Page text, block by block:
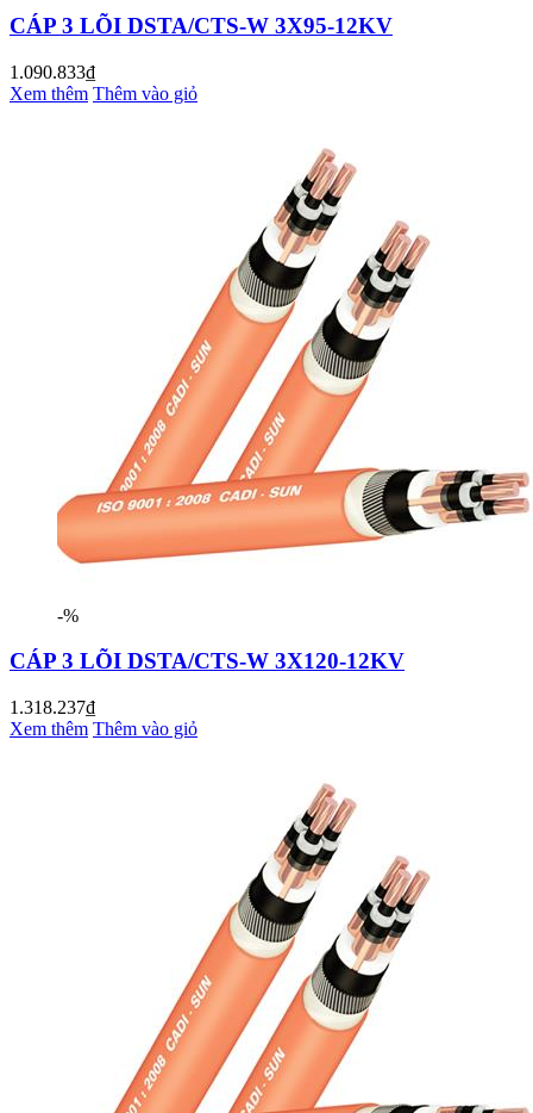
CÁP 3 LÕI DSTA/CTS-W 3X95-12KV
1.090.833₫
Xem thêm Thêm vào giỏ
-%
CÁP 3 LÕI DSTA/CTS-W 3X120-12KV
1.318.237₫
Xem thêm Thêm vào giỏ